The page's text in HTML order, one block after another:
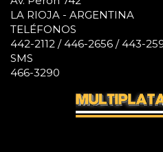
LA RIOJA - ARGENTINA
TELÉFONOS
442-2112 / 446-2656 / 443-
SMS
466-3290